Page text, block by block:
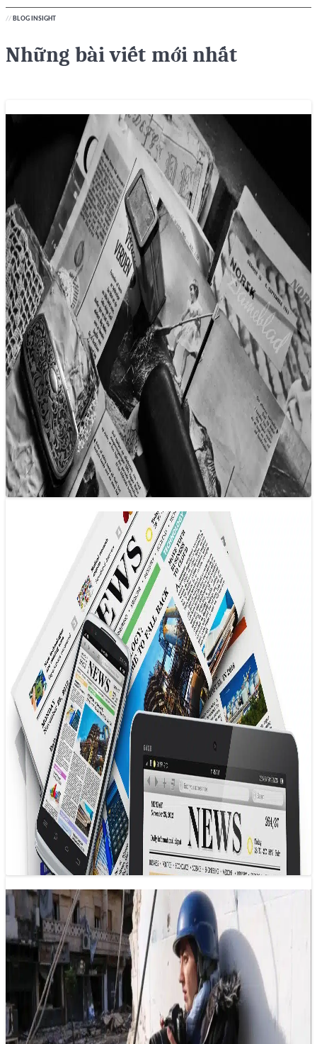
// BLOG INSIGHT
Những bài viết mới nhất
Báo chí năm 2025: Tính nhân văn thay
vì tính xác thực?
11/02/2025 14:17
Hằng năm, Nieman Lab tiến hành phỏng vấn một số
chuyên gia trong lĩnh vực báo chí, dự báo điều gì sẽ xảy ra
trong…
Thời kỳ huy hoàng của các trang tin tức
đã hết?
29/01/2025 10:00
Ngày nay, nhiều độc giả cảm thấy bối rối trước việc tiêu
thụ thông tin, phản ánh một sự thực rằng các trang…